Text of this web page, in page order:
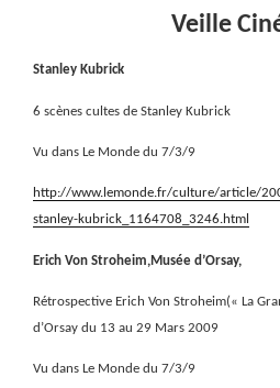
Veille
Stanley Kubrick
6 scènes cultes de Stanley Kubrick
Vu dans Le Monde du 7/3/9
http://www.lemonde.fr/culture/article/
stanley-kubrick_1164708_3246.html
Erich Von Stroheim,Musée d’Orsay,
Rétrospective Erich Von Stroheim(« La
d’Orsay du 13 au 29 Mars 2009
Vu dans Le Monde du 7/3/9